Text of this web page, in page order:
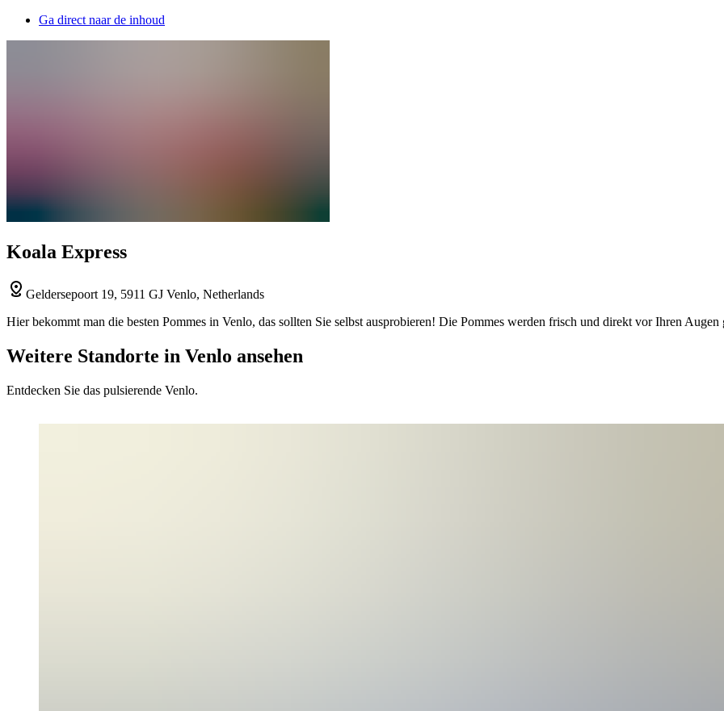
Ga direct naar de inhoud
Koala Express
Geldersepoort 19, 5911 GJ Venlo, Netherlands
Hier bekommt man die besten Pommes in Venlo, das sollten Sie selbst ausprobieren! Die Pommes werden frisch und direkt vor Ihren
Weitere Standorte in Venlo ansehen
Entdecken Sie das pulsierende Venlo.